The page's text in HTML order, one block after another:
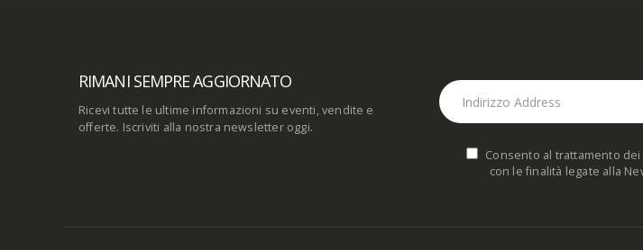
RIMANI SEMPRE AGGIORNATO
Ricevi tutte le ultime informazioni su eventi, vendite e
offerte. Iscriviti alla nostra newsletter oggi.
Consento al trattamento
con le finalità legate alla